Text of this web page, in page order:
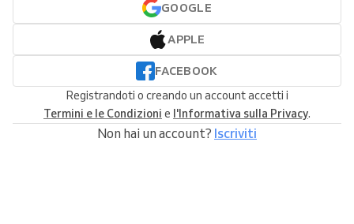
GOOGLE
APPLE
FACEBOOK
Registrandoti o creando un account accetti i
Termini e le Condizioni e l'Informativa sulla Privacy.
Non hai un account? Iscriviti